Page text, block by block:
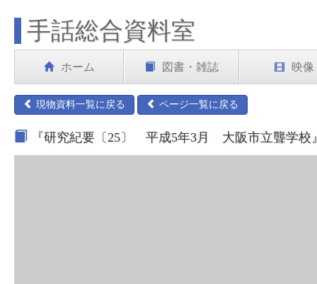
手話総合資料室
ホーム 図書・雑誌 映像
現物資料一覧に戻る ページ一覧に戻る
『研究紀要〔25〕 平成5年3月 大阪市立聾学